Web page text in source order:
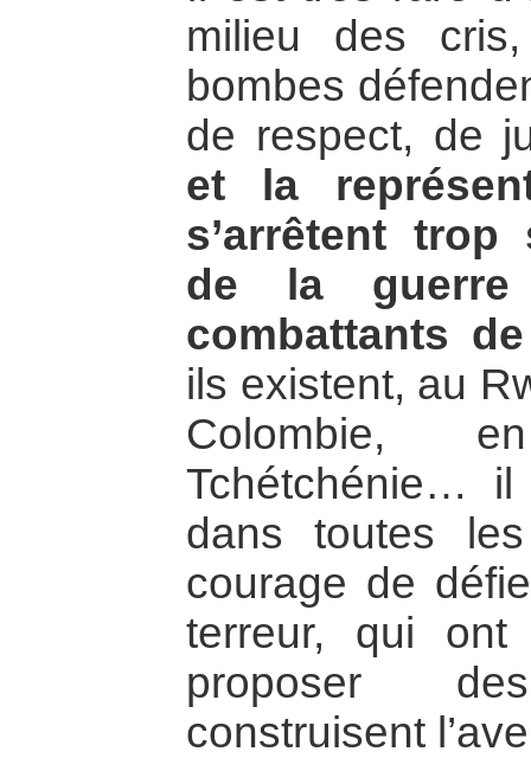
milieu des
bombes
de respect, de
et la
s’arrêtent trop
de la
combattants
ils existent, au
Colombie,
Tchétchénie…
dans toutes
courage de
terreur, qui ont
proposer
construisent